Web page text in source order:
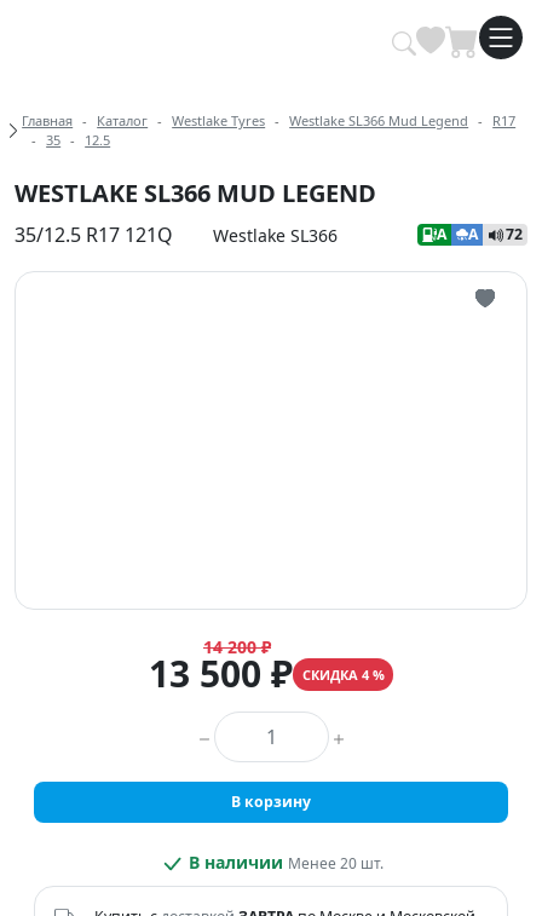
Купить автомобильные шины
Хлебные крошки
Главная Каталог Westlake Tyres Westlake SL366 Mud Legend
R17
35
12.5
WESTLAKE SL366 MUD LEGEND
35/12.5 R17 121Q Westlake SL366 A A 72
14 200 ₽
13 500 ₽ СКИДКА 4 %
Количество товара
В корзину
В наличии Менее 20 шт.